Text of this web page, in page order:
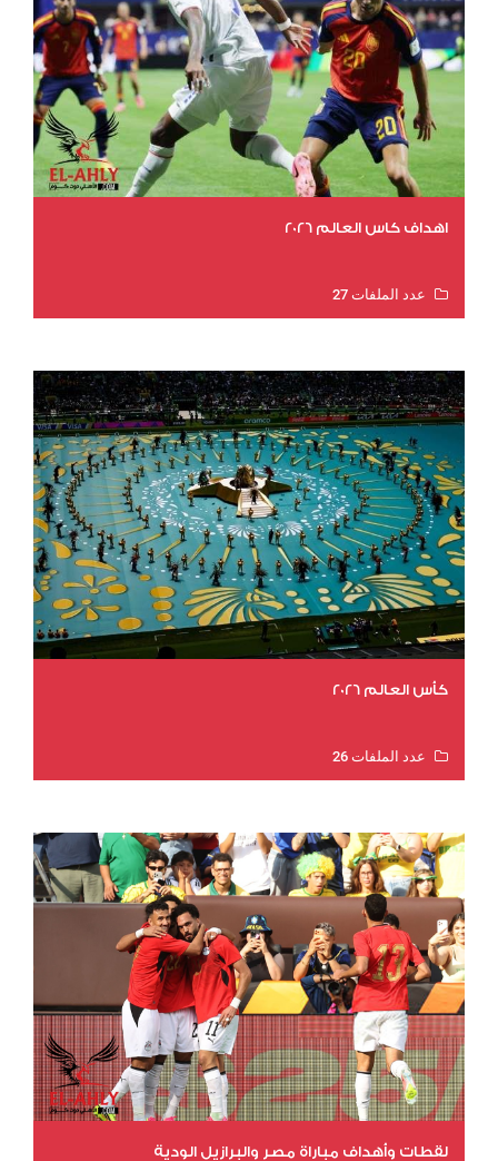
اهداف كاس العالم 2026
عدد الملفات 27
كأس العالم 2026
عدد الملفات 26
لقطات وأهداف مباراة مصر والبرازيل الودية